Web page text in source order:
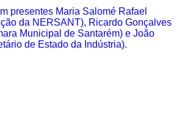
presentes Maria Salomé Rafael
da NERSANT), Ricardo Gonçalves
Municipal de Santarém) e João
de Estado da Indústria).